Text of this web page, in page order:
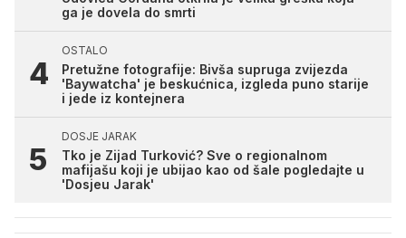
ga je dovela do smrti
OSTALO
Pretužne fotografije: Bivša supruga zvijezda
'Baywatcha' je beskućnica, izgleda puno starije
i jede iz kontejnera
DOSJE JARAK
Tko je Zijad Turković? Sve o regionalnom
mafijašu koji je ubijao kao od šale pogledajte u
'Dosjeu Jarak'